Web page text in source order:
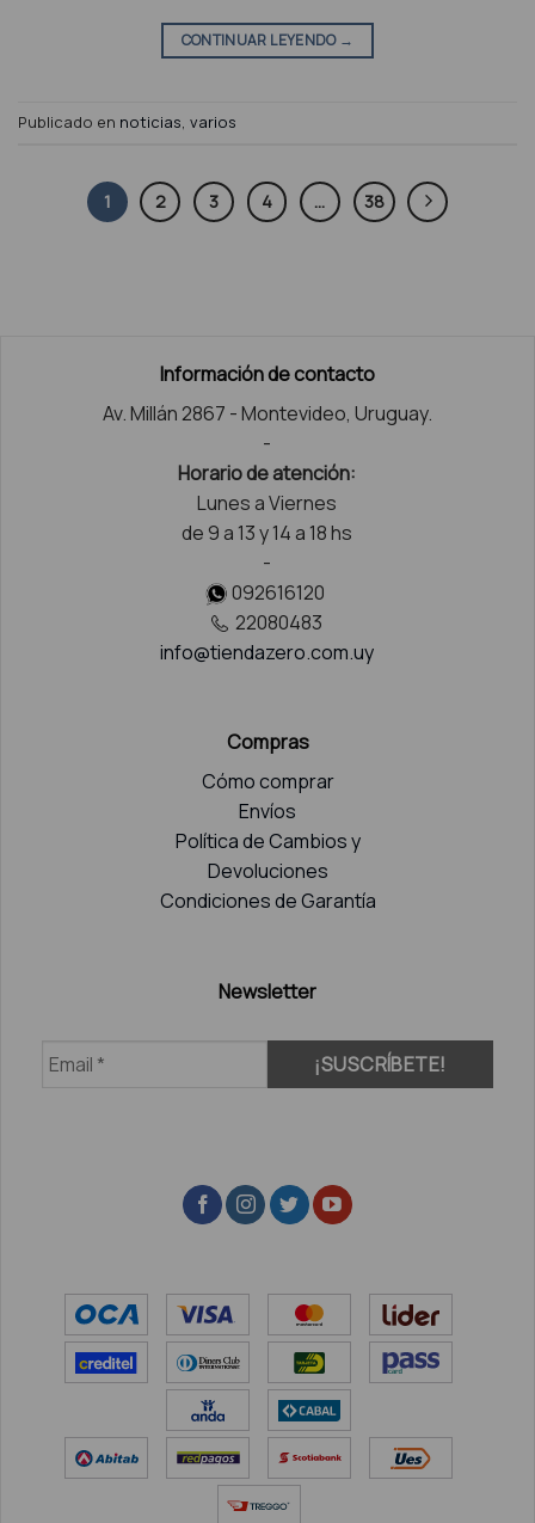
CONTINUAR LEYENDO →
Publicado en noticias, varios
1 2 3 4 … 38
Información de contacto
Av. Millán 2867 - Montevideo, Uruguay.
-
Horario de atención:
Lunes a Viernes
de 9 a 13 y 14 a 18 hs
-
092616120
22080483
info@tiendazero.com.uy
Compras
Cómo comprar
Envíos
Política de Cambios y
Devoluciones
Condiciones de Garantía
Newsletter